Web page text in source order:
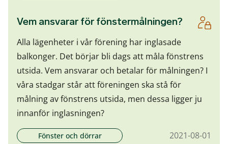
Vem ansvarar för fönstermålningen?
Alla lägenheter i vår förening har inglasade
balkonger. Det börjar bli dags att måla fönstrens
utsida. Vem ansvarar och betalar för målningen? I
våra stadgar står att föreningen ska stå för
målning av fönstrens utsida, men dessa ligger ju
innanför inglasningen?
Fönster och dörrar 2021-08-01